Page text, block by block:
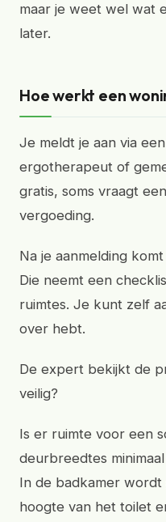
maar je weet wel wat
later.
Hoe werkt een
Je meldt je aan via
ergotherapeut of
gratis, soms vraagt
vergoeding.
Na je aanmelding
Die neemt een
ruimtes. Je kunt zelf
over hebt.
De expert bekijkt de
veilig?
Is er ruimte voor een
deurbreedtes
In de badkamer
hoogte van het toilet